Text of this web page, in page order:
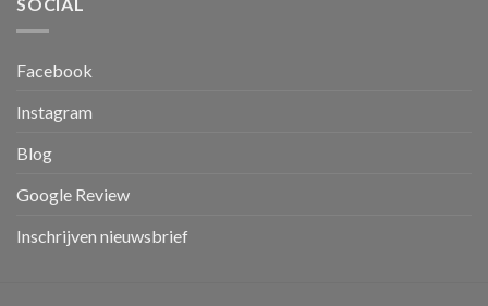
SOCIAL
Facebook
Instagram
Blog
Google Review
Inschrijven nieuwsbrief